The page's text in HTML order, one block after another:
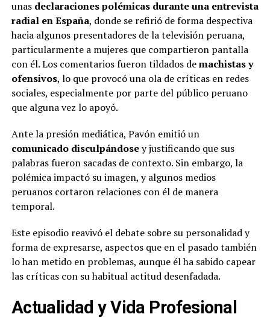
unas declaraciones polémicas durante una entrevista
radial en España, donde se refirió de forma despectiva
hacia algunos presentadores de la televisión peruana,
particularmente a mujeres que compartieron pantalla
con él. Los comentarios fueron tildados demachistas y
ofensivos, lo que provocó una ola de críticas en redes
sociales, especialmente por parte del público peruano
que alguna vez lo apoyó.
Ante la presión mediática, Pavón emitió un
comunicado disculpándosey justificando que sus
palabras fueron sacadas de contexto. Sin embargo, la
polémica impactó su imagen, y algunos medios
peruanos cortaron relaciones con él de manera
temporal.
Este episodio reavivó el debate sobre su personalidad y
forma de expresarse, aspectos que en el pasado también
lo han metido en problemas, aunque él ha sabido capear
las críticas con su habitual actitud desenfadada.
Actualidad y Vida Profesional